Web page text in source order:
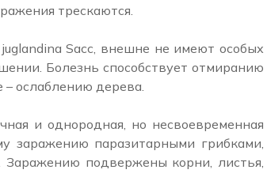
трескаются.
Sacc, внешне не имеют особых
Болезнь способствует отмиранию
ослаблению дерева.
и однородная, но несвоевременная
заражению паразитарными грибками,
подвержены корни, листья,